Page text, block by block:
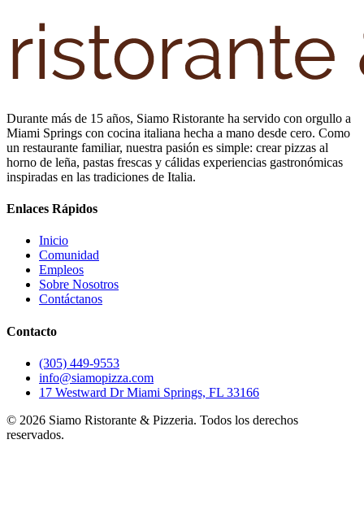
Durante más de 15 años, Siamo Ristorante ha servido con orgullo a
Miami Springs con cocina italiana hecha a mano desde cero. Como
un restaurante familiar, nuestra pasión es simple: crear pizzas al
horno de leña, pastas frescas y cálidas experiencias gastronómicas
inspiradas en las tradiciones de Italia.
Enlaces Rápidos
Inicio
Comunidad
Empleos
Sobre Nosotros
Contáctanos
Contacto
(305) 449-9553
info@siamopizza.com
17 Westward Dr Miami Springs, FL 33166
© 2026 Siamo Ristorante & Pizzeria. Todos los derechos
reservados.